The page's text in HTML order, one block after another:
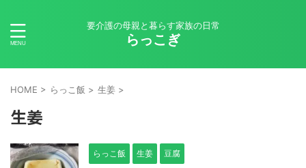
要介護の母親と暮らす家族の日常
らっこぎ
HOME > らっこ飯 > 生姜 >
生姜
らっこ飯 生姜 豆腐